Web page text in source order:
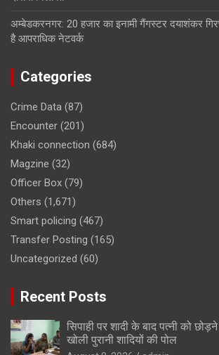
अम्बेडकरनगर: 20 हजार का इनामी गैंगस्टर दयाशंकर
है आपराधिक नेटवर्क
Categories
Crime Data (87)
Encounter (201)
Khaki connection (684)
Magzine (32)
Officer Box (79)
Others (1,671)
Smart policing (467)
Transfer Posting (165)
Uncategorized (60)
Recent Posts
सिपाही पर शादी के बाद पत्नी को
खोली पुरानी शादियों की पोल